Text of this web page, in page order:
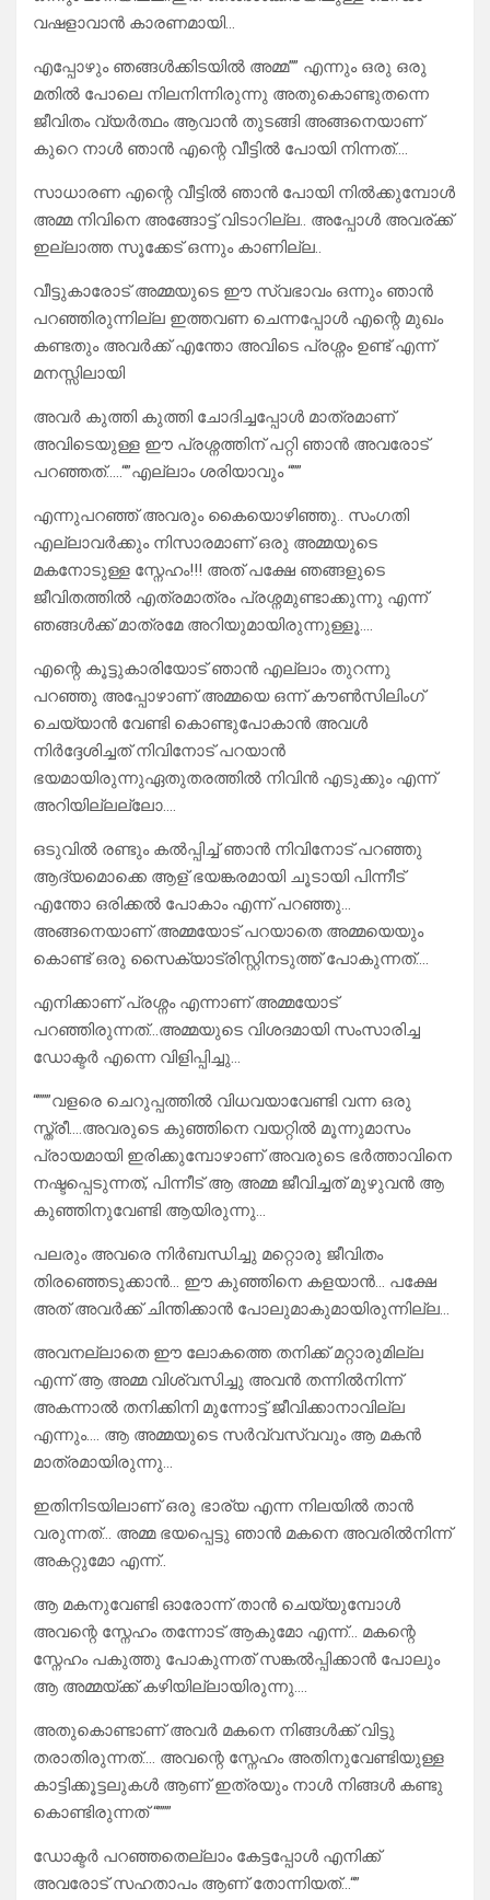
വഷളാവാൻ കാരണമായി…
എപ്പോഴും ഞങ്ങൾക്കിടയിൽ അമ്മ”” എന്നും ഒരു ഒരു
മതിൽ പോലെ നിലനിന്നിരുന്നു അതുകൊണ്ടുതന്നെ
ജീവിതം വ്യർത്ഥം ആവാൻ തുടങ്ങി അങ്ങനെയാണ്
കുറെ നാൾ ഞാൻ എന്റെ വീട്ടിൽ പോയി നിന്നത്….
സാധാരണ എന്റെ വീട്ടിൽ ഞാൻ പോയി നിൽക്കുമ്പോൾ
അമ്മ നിവിനെ അങ്ങോട്ട് വിടാറില്ല.. അപ്പോൾ അവര്ക്ക്
ഇല്ലാത്ത സൂക്കേട് ഒന്നും കാണില്ല..
വീട്ടുകാരോട് അമ്മയുടെ ഈ സ്വഭാവം ഒന്നും ഞാൻ
പറഞ്ഞിരുന്നില്ല ഇത്തവണ ചെന്നപ്പോൾ എന്റെ മുഖം
കണ്ടതും അവർക്ക് എന്തോ അവിടെ പ്രശ്നം ഉണ്ട് എന്ന്
മനസ്സിലായി
അവർ കുത്തി കുത്തി ചോദിച്ചപ്പോൾ മാത്രമാണ്
അവിടെയുള്ള ഈ പ്രശ്നത്തിന് പറ്റി ഞാൻ അവരോട്
പറഞ്ഞത്…..“”എല്ലാം ശരിയാവും “””
എന്നുപറഞ്ഞ് അവരും കൈയൊഴിഞ്ഞു.. സംഗതി
എല്ലാവർക്കും നിസാരമാണ് ഒരു അമ്മയുടെ
മകനോടുള്ള സ്നേഹം!!! അത് പക്ഷേ ഞങ്ങളുടെ
ജീവിതത്തിൽ എത്രമാത്രം പ്രശ്നമുണ്ടാക്കുന്നു എന്ന്
ഞങ്ങൾക്ക് മാത്രമേ അറിയുമായിരുന്നുള്ളൂ….
എന്റെ കൂട്ടുകാരിയോട് ഞാൻ എല്ലാം തുറന്നു
പറഞ്ഞു അപ്പോഴാണ് അമ്മയെ ഒന്ന് കൗൺസിലിംഗ്
ചെയ്യാൻ വേണ്ടി കൊണ്ടുപോകാൻ അവൾ
നിർദ്ദേശിച്ചത് നിവിനോട് പറയാൻ
ഭയമായിരുന്നുഏതുതരത്തിൽ നിവിൻ എടുക്കും എന്ന്
അറിയില്ലല്ലോ….
ഒടുവിൽ രണ്ടും കൽപ്പിച്ച് ഞാൻ നിവിനോട് പറഞ്ഞു
ആദ്യമൊക്കെ ആള് ഭയങ്കരമായി ചൂടായി പിന്നീട്
എന്തോ ഒരിക്കൽ പോകാം എന്ന് പറഞ്ഞു…
അങ്ങനെയാണ് അമ്മയോട് പറയാതെ അമ്മയെയും
കൊണ്ട് ഒരു സൈക്യാട്രിസ്റ്റിനടുത്ത് പോകുന്നത്….
എനിക്കാണ് പ്രശ്നം എന്നാണ് അമ്മയോട്
പറഞ്ഞിരുന്നത്…അമ്മയുടെ വിശദമായി സംസാരിച്ച
ഡോക്ടർ എന്നെ വിളിപ്പിച്ചു…
“”””വളരെ ചെറുപ്പത്തിൽ വിധവയാവേണ്ടി വന്ന ഒരു
സ്ത്രീ….അവരുടെ കുഞ്ഞിനെ വയറ്റിൽ മൂന്നുമാസം
പ്രായമായി ഇരിക്കുമ്പോഴാണ് അവരുടെ ഭർത്താവിനെ
നഷ്ടപ്പെടുന്നത്, പിന്നീട് ആ അമ്മ ജീവിച്ചത് മുഴുവൻ ആ
കുഞ്ഞിനുവേണ്ടി ആയിരുന്നു…
പലരും അവരെ നിർബന്ധിച്ചു മറ്റൊരു ജീവിതം
തിരഞ്ഞെടുക്കാൻ… ഈ കുഞ്ഞിനെ കളയാൻ… പക്ഷേ
അത് അവർക്ക് ചിന്തിക്കാൻ പോലുമാകുമായിരുന്നില്ല…
അവനല്ലാതെ ഈ ലോകത്തെ തനിക്ക് മറ്റാരുമില്ല
എന്ന് ആ അമ്മ വിശ്വസിച്ചു അവൻ തന്നിൽനിന്ന്
അകന്നാൽ തനിക്കിനി മുന്നോട്ട് ജീവിക്കാനാവില്ല
എന്നും…. ആ അമ്മയുടെ സർവ്വസ്വവും ആ മകൻ
മാത്രമായിരുന്നു…
ഇതിനിടയിലാണ് ഒരു ഭാര്യ എന്ന നിലയിൽ താൻ
വരുന്നത്… അമ്മ ഭയപ്പെട്ടു ഞാൻ മകനെ അവരിൽനിന്ന്
അകറ്റുമോ എന്ന്..
ആ മകനുവേണ്ടി ഓരോന്ന് താൻ ചെയ്യുമ്പോൾ
അവന്റെ സ്നേഹം തന്നോട് ആകുമോ എന്ന്… മകന്റെ
സ്നേഹം പകുത്തു പോകുന്നത് സങ്കൽപ്പിക്കാൻ പോലും
ആ അമ്മയ്ക്ക് കഴിയില്ലായിരുന്നു….
അതുകൊണ്ടാണ് അവർ മകനെ നിങ്ങൾക്ക് വിട്ടു
തരാതിരുന്നത്…. അവന്റെ സ്നേഹം അതിനുവേണ്ടിയുള്ള
കാട്ടിക്കൂട്ടലുകൾ ആണ് ഇത്രയും നാൾ നിങ്ങൾ കണ്ടു
കൊണ്ടിരുന്നത് “”””
ഡോക്ടർ പറഞ്ഞതെല്ലാം കേട്ടപ്പോൾ എനിക്ക്
അവരോട് സഹതാപം ആണ് തോന്നിയത്…“”